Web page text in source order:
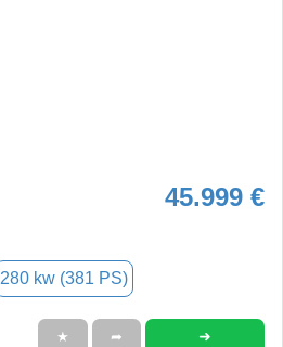
45.999 €
280 kw (381 PS)
★ ➦ ➜